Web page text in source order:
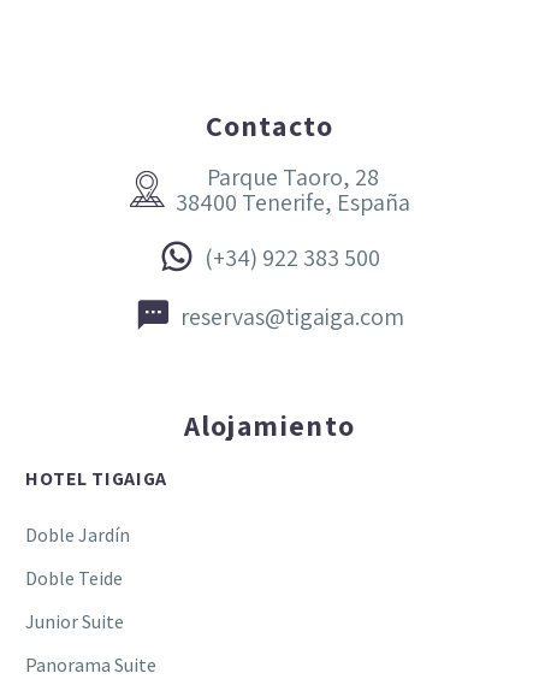
Contacto


Parque Taoro, 28
38400 Tenerife, España

 (+34) 922 383 500

 reservas@tigaiga.com
Alojamiento
HOTEL TIGAIGA
Doble Jardín
Doble Teide
Junior Suite
Panorama Suite